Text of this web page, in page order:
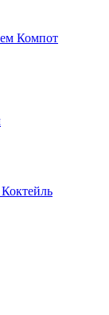
Компот
Коктейль